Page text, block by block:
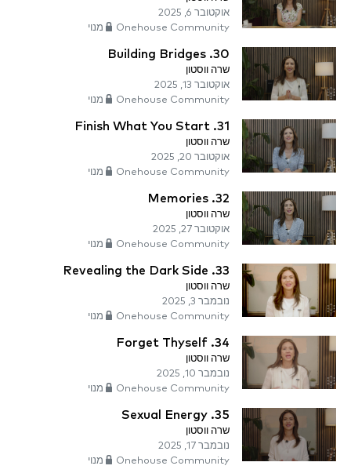
אוקטובר 6, 2025
Onehouse Community מנוי
30. Building Bridges
שרה ווסטון
אוקטובר 13, 2025
Onehouse Community מנוי
31. Finish What You Start
שרה ווסטון
אוקטובר 20, 2025
Onehouse Community מנוי
32. Memories
שרה ווסטון
אוקטובר 27, 2025
Onehouse Community מנוי
33. Revealing the Dark Side
שרה ווסטון
נובמבר 3, 2025
Onehouse Community מנוי
34. Forget Thyself
שרה ווסטון
נובמבר 10, 2025
Onehouse Community מנוי
35. Sexual Energy
שרה ווסטון
נובמבר 17, 2025
Onehouse Community מנוי